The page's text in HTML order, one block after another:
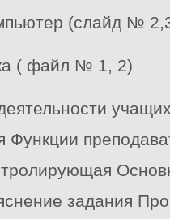
(слайд №
( файл № 1, 2)
Функции
задания